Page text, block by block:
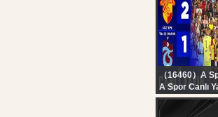
I-SEA 2026 -
（16460）A
A Spor Canlı
Göztepe 2-1
Trabzonspor